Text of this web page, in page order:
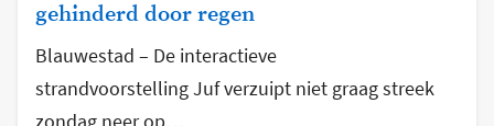
gehinderd door regen
Blauwestad – De interactieve
strandvoorstelling Juf verzuipt niet graag streek